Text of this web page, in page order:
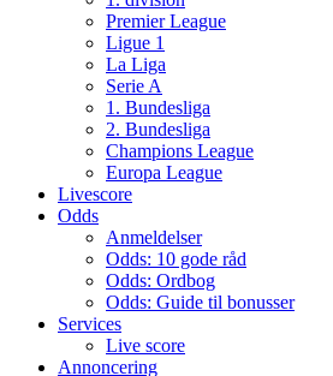
Premier League
Ligue 1
La Liga
Serie A
1. Bundesliga
2. Bundesliga
Champions League
Europa League
Livescore
Odds
Anmeldelser
Odds: 10 gode råd
Odds: Ordbog
Odds: Guide til bonusser
Services
Live score
Annoncering